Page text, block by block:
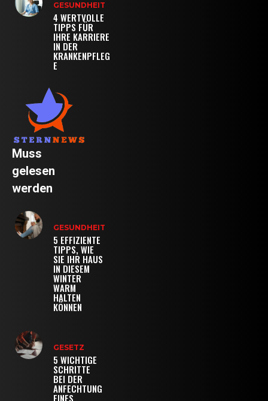
GESUNDHEIT
4 WERTVOLLE
TIPPS FÜR
IHRE KARRIERE
IN DER
KRANKENPFLEG
E
Muss
gelesen
werden
GESUNDHEIT
5 EFFIZIENTE
TIPPS, WIE
SIE IHR HAUS
IN DIESEM
WINTER
WARM
HALTEN
KÖNNEN
GESETZ
5 WICHTIGE
SCHRITTE
BEI DER
ANFECHTUNG
EINES